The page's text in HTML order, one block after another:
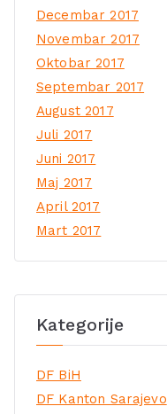
Decembar 2017
Novembar 2017
Oktobar 2017
Septembar 2017
August 2017
Juli 2017
Juni 2017
Maj 2017
April 2017
Mart 2017
Kategorije
DF BiH
DF Kanton Sarajevo